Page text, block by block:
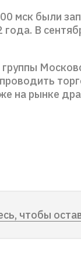
мск были
В
на рынке
чтобы